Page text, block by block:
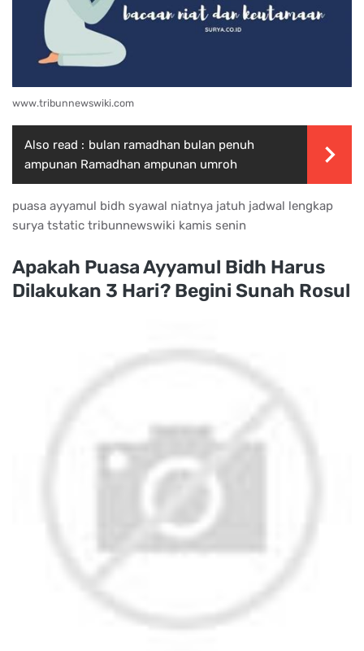
www.tribunnewswiki.com
Also read : bulan ramadhan bulan penuh
ampunan Ramadhan ampunan umroh
puasa ayyamul bidh syawal niatnya jatuh jadwal lengkap
surya tstatic tribunnewswiki kamis senin
Apakah Puasa Ayyamul Bidh Harus
Dilakukan 3 Hari? Begini Sunah Rosul